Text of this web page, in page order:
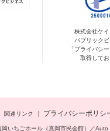
株式会社ケイ
パブリック
「プライバシ
取得して
関連リンク プライバシーポリシ
いちごホール（真岡市民会館）／Auto